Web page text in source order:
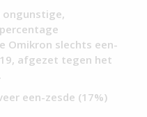
ongunstige,
Omikron slechts een-
afgezet tegen het
een-zesde (17%)